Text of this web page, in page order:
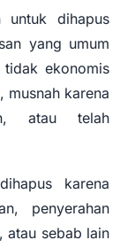
untuk dihapus
yang umum
ekonomis
musnah karena
atau telah
karena
penyerahan
atau sebab lain